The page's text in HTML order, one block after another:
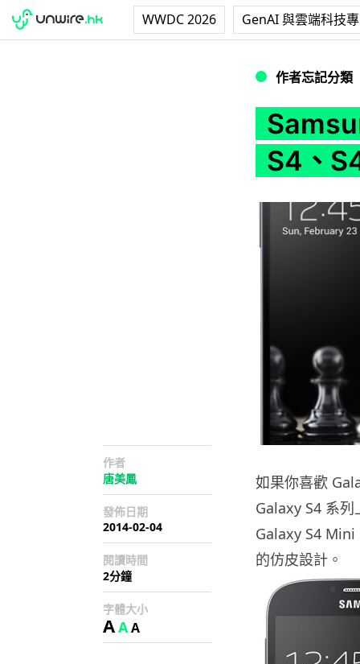
WWDC 2026 GenAI 與雲端科技
作者忘記分類
S4、
作者
唐美鳳
發佈日期
2014-02-04
閱讀時間
2分鐘
字體大小
AAA
如果你喜歡
Galaxy S4 系
Galaxy S4
的仿皮設計。